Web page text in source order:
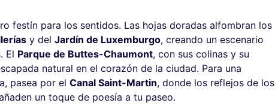
festín para los sentidos. Las hojas doradas alfombran los
y del Jardín de Luxemburgo, creando un escenario
El Parque de Buttes-Chaumont, con sus colinas y su
natural en el corazón de la ciudad. Para una
pasea por el Canal Saint-Martin, donde los reflejos de los
un toque de poesía a tu paseo.